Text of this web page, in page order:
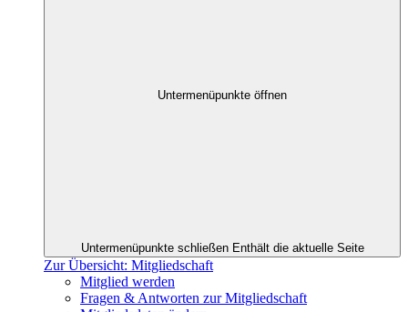
Untermenüpunkte öffnen
Untermenüpunkte schließen Enthält die aktuelle Seite
Zur Übersicht: Mitgliedschaft
Mitglied werden
Fragen & Antworten zur Mitgliedschaft